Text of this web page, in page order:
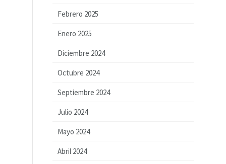
Febrero 2025
Enero 2025
Diciembre 2024
Octubre 2024
Septiembre 2024
Julio 2024
Mayo 2024
Abril 2024